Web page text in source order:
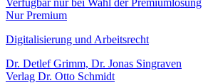
Verfügbar nur bei Wahl der Premiumlösung
Nur Premium
Digitalisierung und Arbeitsrecht
Dr. Detlef Grimm, Dr. Jonas Singraven
Verlag Dr. Otto Schmidt